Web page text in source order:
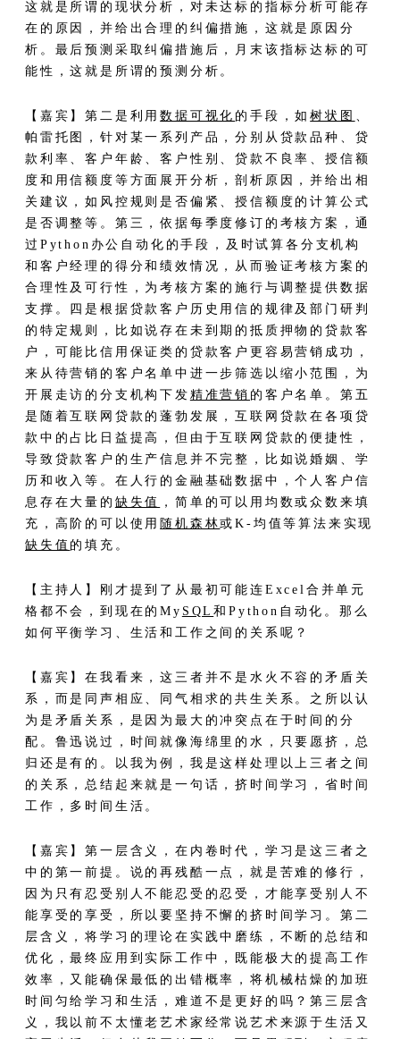
这就是所谓的现状分析，对未达标的指标分析可能存
在的原因，并给出合理的纠偏措施，这就是原因分
析。最后预测采取纠偏措施后，月末该指标达标的可
能性，这就是所谓的预测分析。
【嘉宾】第二是利用数据可视化 的手段，如树状图 、
帕雷托图，针对某一系列产品，分别从贷款品种、贷
款利率、客户年龄、客户性别、贷款不良率、授信额
度和用信额度等方面展开分析，剖析原因，并给出相
关建议，如风控规则是否偏紧、授信额度的计算公式
是否调整等。第三，依据每季度修订的考核方案，通
过Python办公自动化的手段，及时试算各分支机构
和客户经理的得分和绩效情况，从而验证考核方案的
合理性及可行性，为考核方案的施行与调整提供数据
支撑。四是根据贷款客户历史用信的规律及部门研判
的特定规则，比如说存在未到期的抵质押物的贷款客
户，可能比信用保证类的贷款客户更容易营销成功，
来从待营销的客户名单中进一步筛选以缩小范围，为
开展走访的分支机构下发 精准营销 的客户名单。第五
是随着互联网贷款的蓬勃发展，互联网贷款在各项贷
款中的占比日益提高，但由于互联网贷款的便捷性，
导致贷款客户的生产信息并不完整，比如说婚姻、学
历和收入等。在人行的金融基础数据中，个人客户信
息存在大量的 缺失值
，简单的可以用均数或众数来填
充，高阶的可以使用 随机森林或K-均值等算法来实现
缺失值 的填充。
【主持人】刚才提到了从最初可能连Excel合并单元
格都不会，到现在的My SQL和Python自动化。那么
如何平衡学习、生活和工作之间的关系呢？
【嘉宾】在我看来，这三者并不是水火不容的矛盾关
系，而是同声相应、同气相求的共生关系。之所以认
为是矛盾关系，是因为最大的冲突点在于时间的分
配。鲁迅说过，时间就像海绵里的水，只要愿挤，总
归还是有的。以我为例，我是这样处理以上三者之间
的关系，总结起来就是一句话，挤时间学习，省时间
工作，多时间生活。
【嘉宾】第一层含义，在内卷时代，学习是这三者之
中的第一前提。说的再残酷一点，就是苦难的修行，
因为只有忍受别人不能忍受的忍受，才能享受别人不
能享受的享受，所以要坚持不懈的挤时间学习。第二
层含义，将学习的理论在实践中磨练，不断的总结和
优化，最终应用到实际工作中，既能极大的提高工作
效率，又能确保最低的出错概率，将机械枯燥的加班
时间匀给学习和生活，难道不是更好的吗？第三层含
义，我以前不太懂老艺术家经常说艺术来源于生活又